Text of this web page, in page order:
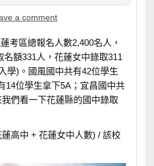
a comment
考區總報名人數2,400名人，
額331人，花蓮女中錄取311
學)。國風國中共有42位學生
14位學生拿下5A；宜昌國中共
們看一下花蓮縣的國中錄取
高中 + 花蓮女中人數) / 該校